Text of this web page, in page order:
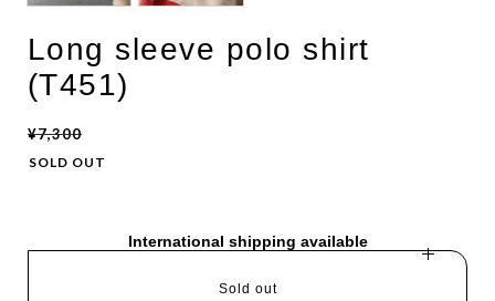
Long sleeve polo shirt
(T451)
¥7,300
SOLD OUT
International shipping available
Sold out